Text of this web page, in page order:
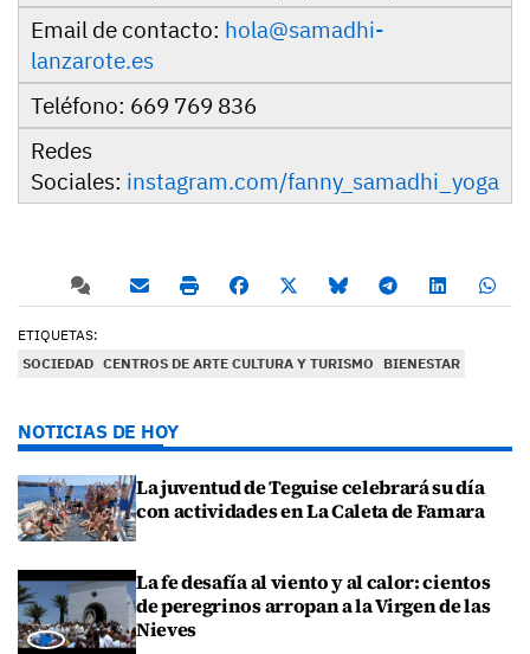
Email de contacto: hola@samadhi-
lanzarote.es
Teléfono: 669 769 836
Redes
Sociales: instagram.com/fanny_samadhi_yoga
ETIQUETAS:
SOCIEDAD CENTROS DE ARTE CULTURA Y TURISMO BIENESTAR
NOTICIAS DE HOY
La juventud de Teguise celebrará su día
con actividades en La Caleta de Famara
La fe desafía al viento y al calor: cientos
de peregrinos arropan a la Virgen de las
Nieves